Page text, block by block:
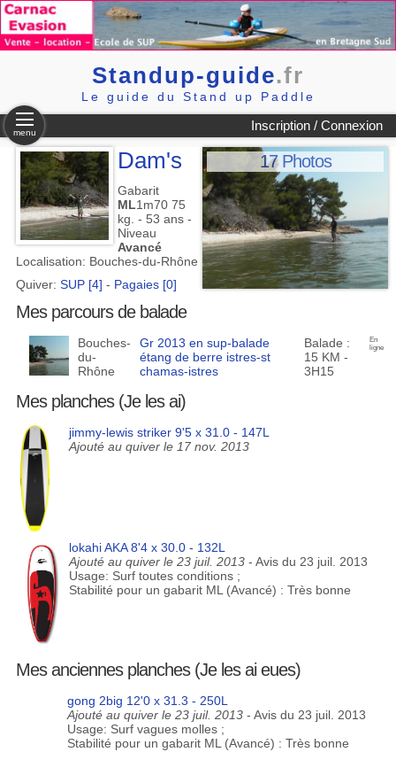
Standup-guide.fr
Le guide du Stand up Paddle
Inscription / Connexion
menu
17 Photos
Dam's
Gabarit
ML1m70 75
kg. - 53 ans -
Niveau
Avancé
Localisation: Bouches-du-Rhône
Quiver: SUP [4] - Pagaies [0]
Mes parcours de balade
Bouches-
du-
Rhône
Gr 2013 en sup-balade
étang de berre istres-st
chamas-istres
Balade :
15 KM -
3H15
En
ligne
Mes planches (Je les ai)
jimmy-lewis striker 9'5 x 31.0 - 147L
Ajouté au quiver le 17 nov. 2013
lokahi AKA 8'4 x 30.0 - 132L
Ajouté au quiver le 23 juil. 2013 - Avis du 23 juil. 2013
Usage: Surf toutes conditions ;
Stabilité pour un gabarit ML (Avancé) : Très bonne
Mes anciennes planches (Je les ai eues)
gong 2big 12'0 x 31.3 - 250L
Ajouté au quiver le 23 juil. 2013 - Avis du 23 juil. 2013
Usage: Surf vagues molles ;
Stabilité pour un gabarit ML (Avancé) : Très bonne